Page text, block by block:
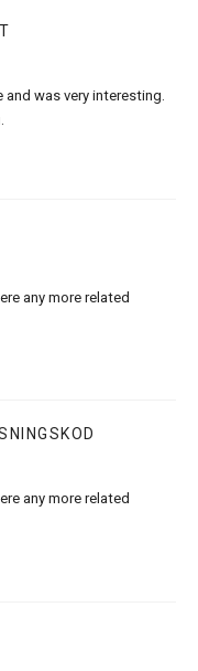
and was very interesting.
any more related
any more related